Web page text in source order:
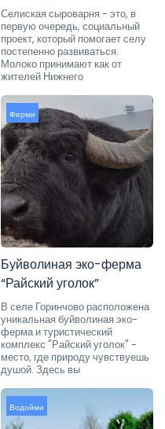
Селиская сыроварня - это, в
первую очередь, социальный
проект, который помогает селу
постепенно развиваться.
Молоко принимают как от
жителей Нижнего
Ферми
Буйволиная эко-ферма
“Райский уголок”
В селе Горинчово расположена
уникальная буйволиная эко-
ферма и туристический
комплекс "Райский уголок" -
место, где природу чувствуешь
душой. Здесь вы
Водойми